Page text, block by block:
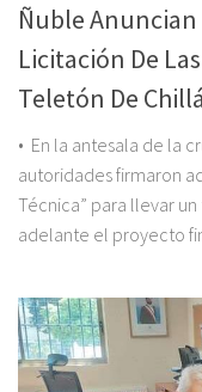
Ñuble Anuncian
Licitación De
Teletón De
• En la antesala de la
autoridades firmaron
Técnica” para llevar
adelante el proyecto